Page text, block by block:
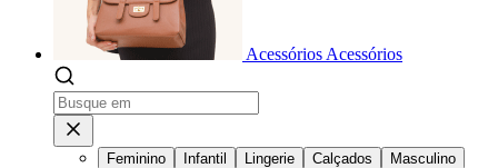
Acessórios Acessórios
Feminino Infantil Lingerie Calçados
Masculino